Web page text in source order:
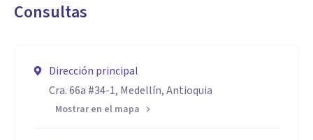
Consultas
Dirección principal
Cra. 66a #34-1, Medellín, Antioquia
Mostrar en el mapa